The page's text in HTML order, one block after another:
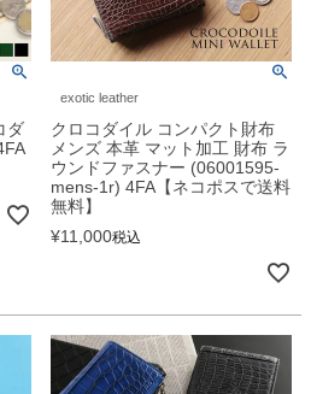
ダ
exotic leather
クロコダイル コンパクト財布
メンズ 本革 マット加工 財布 ラ
ウンドファスナー (06001595-
mens-1r) 4FA【ネコポスで送料
無料】
¥11,000税込